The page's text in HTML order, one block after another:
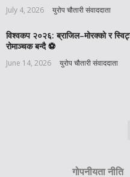
July 4, 2026 युरोप चौतारी संवाददाता
विश्वकप २०२६: ब्राजिल–मोरक्को र
रोमाञ्चक बन्दै ⚽️
June 14, 2026 युरोप चौतारी संवाददाता
गोपनीयता नीति